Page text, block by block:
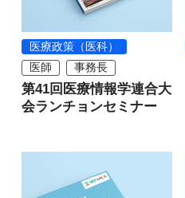
医療政策（医科）
医師
事務長
第41回医療情報学連合大
会ランチョンセミナー